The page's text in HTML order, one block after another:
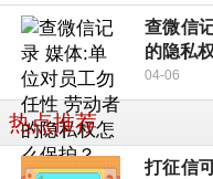
查微信
的隐私
04-06
热点推荐
打征信